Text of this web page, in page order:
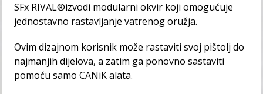
SFx RIVAL®️izvodi modularni okvir koji omogućuje
jednostavno rastavljanje vatrenog oružja.
Ovim dizajnom korisnik može rastaviti svoj pištolj do
najmanjih dijelova, a zatim ga ponovno sastaviti
pomoću samo CANiK alata.